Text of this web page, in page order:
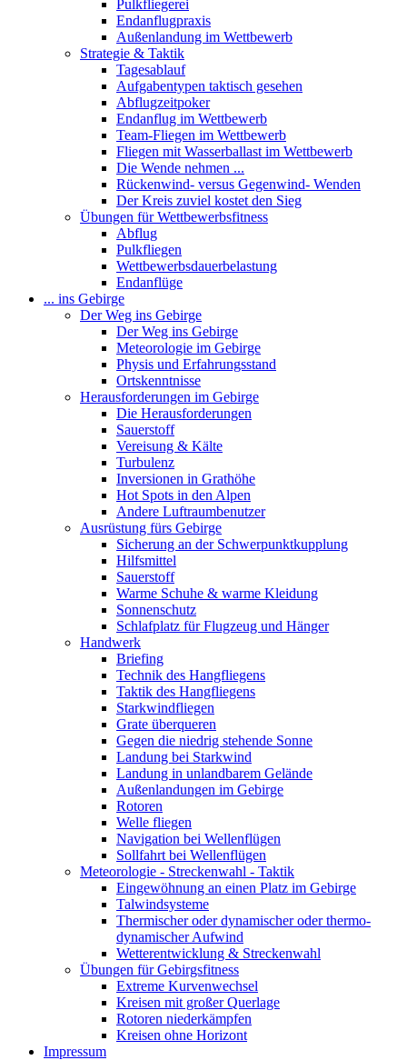
Pulkfliegerei
Endanflugpraxis
Außenlandung im Wettbewerb
Strategie & Taktik
Tagesablauf
Aufgabentypen taktisch gesehen
Abflugzeitpoker
Endanflug im Wettbewerb
Team-Fliegen im Wettbewerb
Fliegen mit Wasserballast im Wettbewerb
Die Wende nehmen ...
Rückenwind- versus Gegenwind- Wenden
Der Kreis zuviel kostet den Sieg
Übungen für Wettbewerbsfitness
Abflug
Pulkfliegen
Wettbewerbsdauerbelastung
Endanflüge
... ins Gebirge
Der Weg ins Gebirge
Der Weg ins Gebirge
Meteorologie im Gebirge
Physis und Erfahrungsstand
Ortskenntnisse
Herausforderungen im Gebirge
Die Herausforderungen
Sauerstoff
Vereisung & Kälte
Turbulenz
Inversionen in Grathöhe
Hot Spots in den Alpen
Andere Luftraumbenutzer
Ausrüstung fürs Gebirge
Sicherung an der Schwerpunktkupplung
Hilfsmittel
Sauerstoff
Warme Schuhe & warme Kleidung
Sonnenschutz
Schlafplatz für Flugzeug und Hänger
Handwerk
Briefing
Technik des Hangfliegens
Taktik des Hangfliegens
Starkwindfliegen
Grate überqueren
Gegen die niedrig stehende Sonne
Landung bei Starkwind
Landung in unlandbarem Gelände
Außenlandungen im Gebirge
Rotoren
Welle fliegen
Navigation bei Wellenflügen
Sollfahrt bei Wellenflügen
Meteorologie - Streckenwahl - Taktik
Eingewöhnung an einen Platz im Gebirge
Talwindsysteme
Thermischer oder dynamischer oder thermo-
dynamischer Aufwind
Wetterentwicklung & Streckenwahl
Übungen für Gebirgsfitness
Extreme Kurvenwechsel
Kreisen mit großer Querlage
Rotoren niederkämpfen
Kreisen ohne Horizont
Impressum